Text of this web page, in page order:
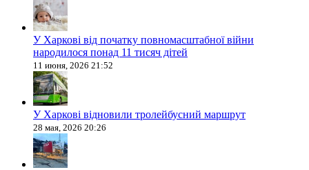
У Харкові від початку повномасштабної війни
народилося понад 11 тисяч дітей
11 июня, 2026 21:52
У Харкові відновили тролейбусний маршрут
28 мая, 2026 20:26